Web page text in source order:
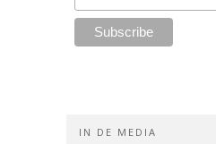
IN DE MEDIA